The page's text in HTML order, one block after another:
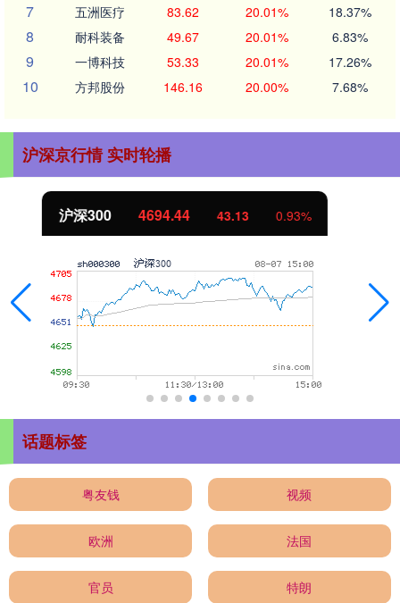
7 五洲医疗 83.62 20.01% 18.37%
8 耐科装备 49.67 20.01% 6.83%
9 一博科技 53.33 20.01% 17.26%
10 方邦股份 146.16 20.00% 7.68%
沪深京行情 实时轮播
北证50 1134.24 11.37 1.01%
话题标签
粤友钱 视频
欧洲 法国
官员 特朗